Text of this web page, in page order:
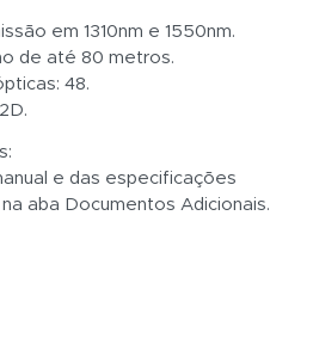
em 1310nm e 1550nm.
de até 80 metros.
48.
e das especificações
aba Documentos Adicionais.